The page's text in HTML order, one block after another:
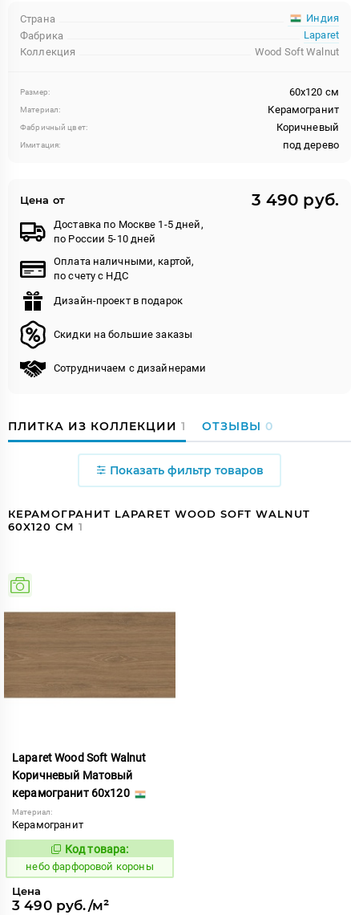
Страна
Индия
Фабрика
Laparet
Коллекция
Wood Soft Walnut
Размер: 60x120 см
Материал: Керамогранит
Фабричный цвет: Коричневый
Имитация: под дерево
Цена от 3 490 руб.
Доставка по Москве 1-5 дней,
по России 5-10 дней
Оплата наличными, картой,
по счету с НДС
Дизайн-проект в подарок
Скидки на большие заказы
Сотрудничаем с дизайнерами
ПЛИТКА ИЗ КОЛЛЕКЦИИ 1 ОТЗЫВЫ 0
Показать фильтр товаров
КЕРАМОГРАНИТ LAPARET WOOD SOFT WALNUT
60X120 СМ 1
Laparet Wood Soft Walnut
Коричневый Матовый
керамогранит 60x120
Материал:
Керамогранит
Код:
1123288
Код товара:
небо фарфоровой короны
Цена
3 490 руб./м²